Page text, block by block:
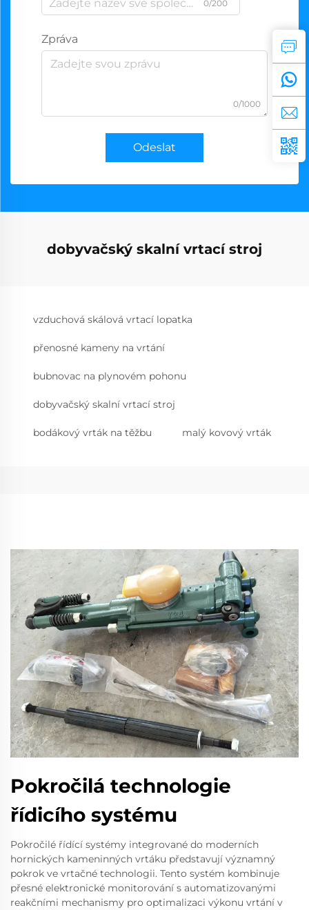
0/200
Zpráva
0/1000
Odeslat
dobyvačský skalní vrtací stroj
vzduchová skálová vrtací lopatka
přenosné kameny na vrtání
bubnovac na plynovém pohonu
dobyvačský skalní vrtací stroj
bodákový vrták na těžbu malý kovový vrták
Pokročilá technologie
řídicího systému
Pokročilé řídící systémy integrované do moderních
hornických kameninných vrtáku představují významný
pokrok ve vrtačné technologii. Tento systém kombinuje
přesné elektronické monitorování s automatizovanými
reakčními mechanismy pro optimalizaci výkonu vrtání v